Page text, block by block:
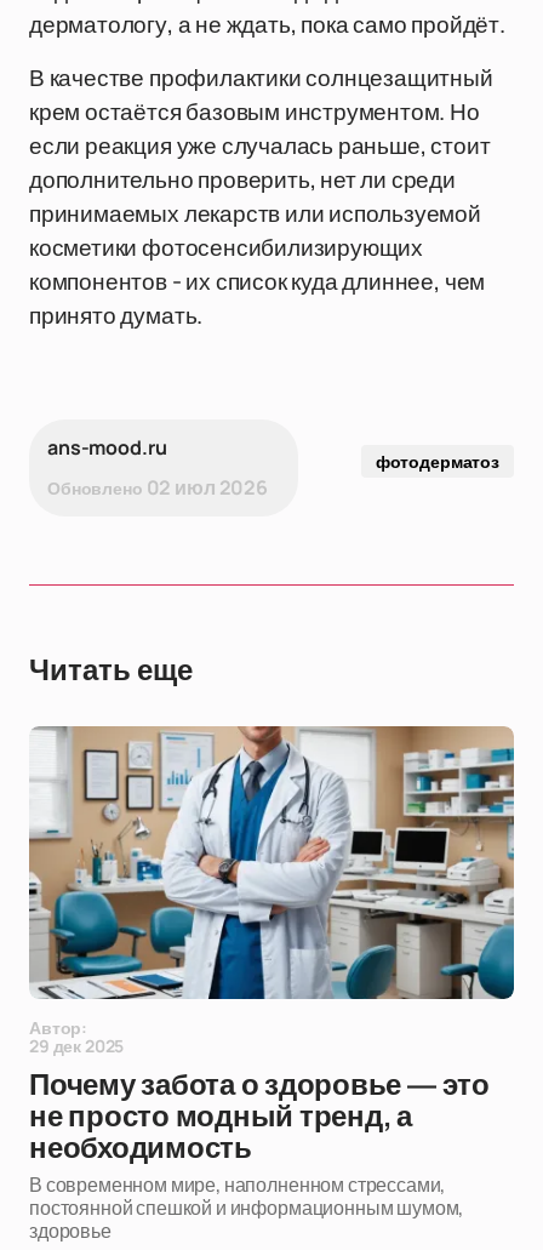
дерматологу, а не ждать, пока само пройдёт.
В качестве профилактики солнцезащитный
крем остаётся базовым инструментом. Но
если реакция уже случалась раньше, стоит
дополнительно проверить, нет ли среди
принимаемых лекарств или используемой
косметики фотосенсибилизирующих
компонентов - их список куда длиннее, чем
принято думать.
ans-mood.ru
Обновлено 02 июл 2026
фотодерматоз
Читать еще
Автор:
29 дек 2025
Почему забота о здоровье — это
не просто модный тренд, а
необходимость
В современном мире, наполненном стрессами,
постоянной спешкой и информационным шумом,
здоровье